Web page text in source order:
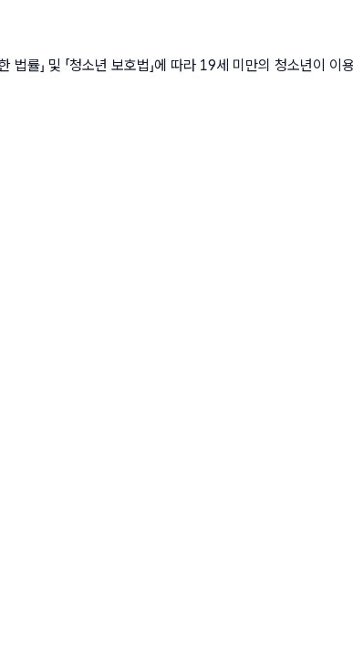
률」 및 「청소년 보호법」에 따라 19세 미만의 청소년이 이